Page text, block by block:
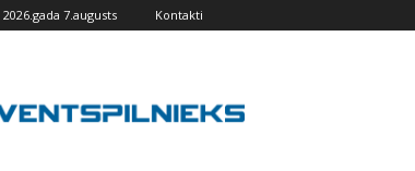
7.augusts Kontakti